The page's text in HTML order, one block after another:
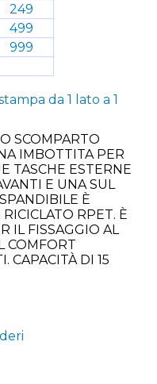
249
499
999
da 1 lato a 1
SCOMPARTO
IMBOTTITA PER
TASCHE ESTERNE
E UNA SUL
È
RPET. È
IL FISSAGGIO AL
COMFORT
CAPACITÀ DI 15